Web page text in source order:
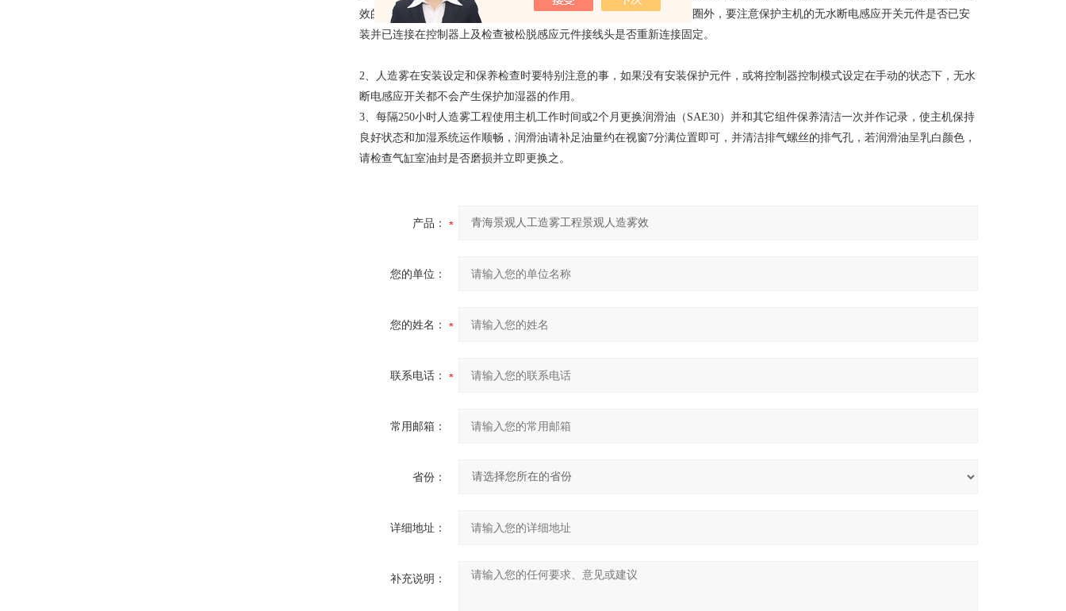
效的冷却，经高压受热膨胀发生磨损，在这种情况下，除更换密封水圈外，要注意保护主机的无水断电感应开关元件是否已安
装并已连接在控制器上及检查被松脱感应元件接线头是否重新连接固定。
2、人造雾在安装设定和保养检查时要特别注意的事，如果没有安装保护元件，或将控制器控制模式设定在手动的状态下，无水
断电感应开关都不会产生保护加湿器的作用。
3、每隔250小时人造雾工程使用主机工作时间或2个月更换润滑油（SAE30）并和其它组件保养清洁一次并作记录，使主机保持
良好状态和加湿系统运作顺畅，润滑油请补足油量约在视窗7分满位置即可，并清洁排气螺丝的排气孔，若润滑油呈乳白颜色，
请检查气缸室油封是否磨损并立即更换之。
产品：
您的单位：
您的姓名：
联系电话：
常用邮箱：
省份：
详细地址：
补充说明：